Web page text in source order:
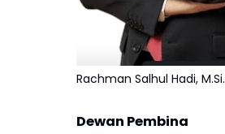
Rachman Salhul Hadi, M.Si.
Dewan Pembina